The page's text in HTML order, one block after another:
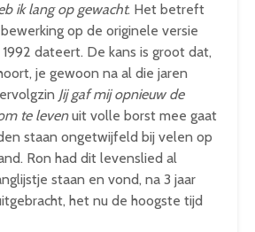
ik lang op gewacht. Het betreft
op de originele versie
dateert. De kans is groot dat,
je gewoon na al die jaren
Jij gaf mij opnieuw de
te levenuit volle borst mee gaat
staan ongetwijfeld bij velen op
Ron had dit levenslied al
staan en vond, na 3 jaar
het nu de hoogste tijd